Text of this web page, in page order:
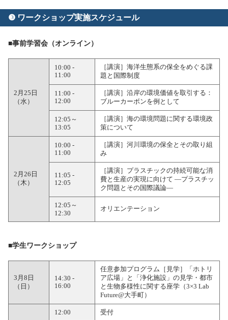
❸ ワークショップ実施スケジュール
■事前学習会（オンライン）
2月25日
（水）
10:00 -
11:00
［講演］海洋生態系の保全をめぐる課
題と国際制度
11:00 -
12:00
［講演］沿岸の環境価値を取引する：
ブルーカーボンを例として
12:05～
13:05
［講演］海の環境問題に関する環境政
策について
2月26日
（木）
10:00 -
11:00
［講演］河川環境の保全とその取り組
み
11:05 -
12:05
［講演］プラスチックの持続可能な消
費と生産の実現に向けて ―プラスチッ
ク問題とその国際議論―
12:05～
12:30
オリエンテーション
■学生ワークショップ
3月8日
（日）
14:30 -
16:00
任意参加プログラム［見学］「ホトリ
ア広場」と「浄化施設」の見学・都市
と生物多様性に関する座学（3×3 Lab
Future@大手町）
12:00 受付